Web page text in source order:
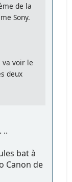
de la
Sony.
va voir le
deux
..
bat à
Canon de